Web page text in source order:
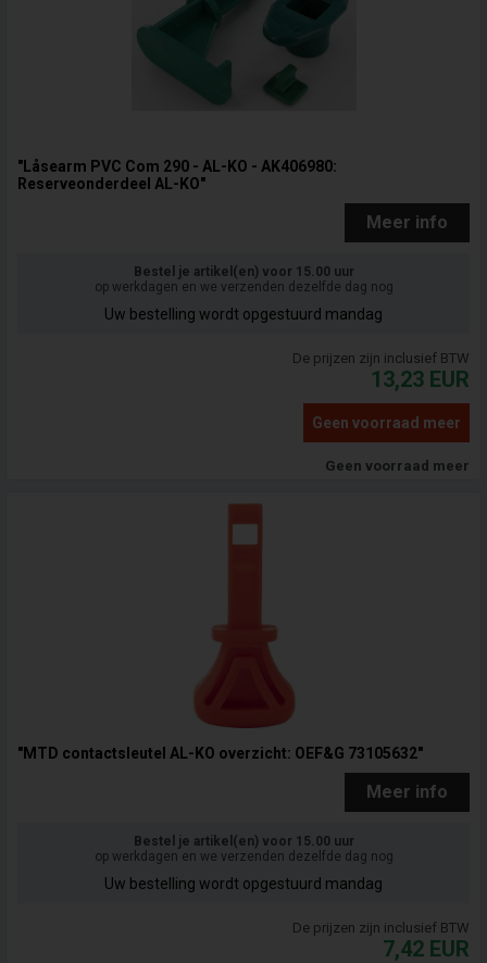
"Låsearm PVC Com 290 - AL-KO - AK406980:
Reserveonderdeel AL-KO"
Meer info
Bestel je artikel(en) voor 15.00 uur
op werkdagen en we verzenden dezelfde dag nog
Uw bestelling wordt opgestuurd mandag
De prijzen zijn inclusief BTW
13,23 EUR
Geen voorraad meer
Geen voorraad meer
"MTD contactsleutel AL-KO overzicht: OEF&G 73105632"
Meer info
Bestel je artikel(en) voor 15.00 uur
op werkdagen en we verzenden dezelfde dag nog
Uw bestelling wordt opgestuurd mandag
De prijzen zijn inclusief BTW
7,42 EUR